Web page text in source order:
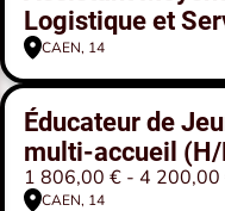
Logistique et
CAEN, 14
Éducateur de
multi-accueil (H/
1 806,00 € - 4 200,00
CAEN, 14